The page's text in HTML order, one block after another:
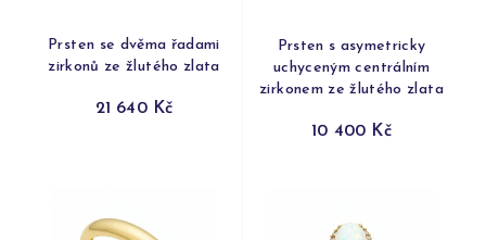
Prsten se dvěma řadami
zirkonů ze žlutého zlata
21 640 Kč
Prsten s asymetricky
uchyceným centrálním
zirkonem ze žlutého zlata
10 400 Kč